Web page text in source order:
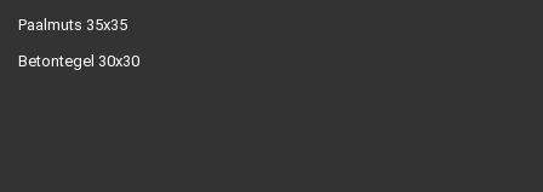
Paalmuts 35x35
Betontegel 30x30